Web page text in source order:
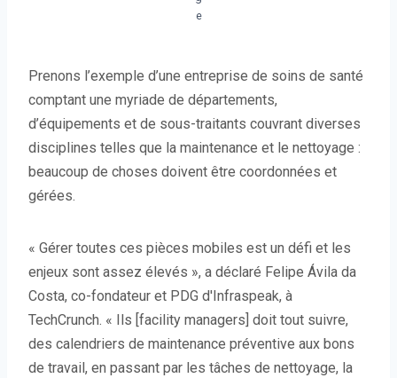
e
Prenons l’exemple d’une entreprise de soins de santé
comptant une myriade de départements,
d’équipements et de sous-traitants couvrant diverses
disciplines telles que la maintenance et le nettoyage :
beaucoup de choses doivent être coordonnées et
gérées.
« Gérer toutes ces pièces mobiles est un défi et les
enjeux sont assez élevés », a déclaré Felipe Ávila da
Costa, co-fondateur et PDG d'Infraspeak, à
TechCrunch. « Ils [facility managers] doit tout suivre,
des calendriers de maintenance préventive aux bons
de travail, en passant par les tâches de nettoyage, la